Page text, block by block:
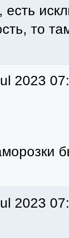
есть
то
2023
2023